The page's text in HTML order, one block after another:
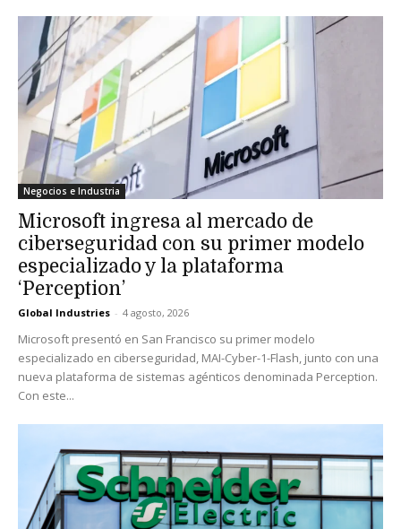
Negocios e Industria
Microsoft ingresa al mercado de
ciberseguridad con su primer modelo
especializado y la plataforma
‘Perception’
Global Industries - 4 agosto, 2026
Microsoft presentó en San Francisco su primer modelo
especializado en ciberseguridad, MAI-Cyber-1-Flash, junto con una
nueva plataforma de sistemas agénticos denominada Perception.
Con este...